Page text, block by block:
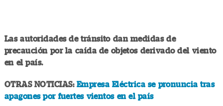
Las autoridades de tránsito dan medidas de
precaución por la caída de objetos derivado del viento
en el país.
OTRAS NOTICIAS: Empresa Eléctrica se pronuncia tras
apagones por fuertes vientos en el país